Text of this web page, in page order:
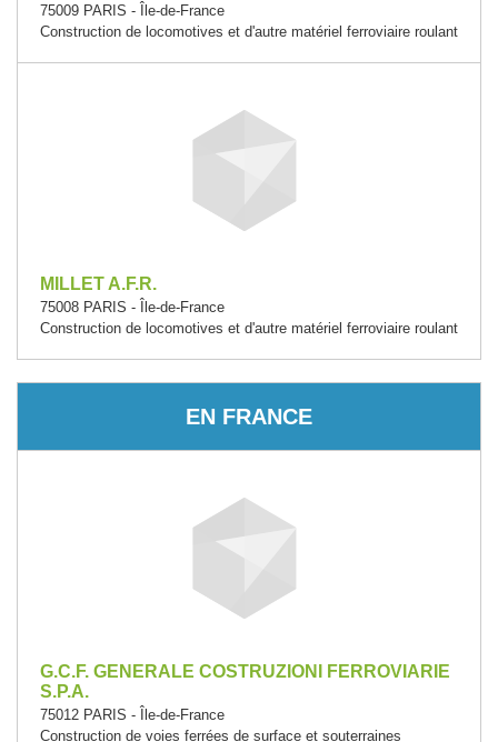
75009 PARIS - Île-de-France
Construction de locomotives et d'autre matériel ferroviaire roulant
MILLET A.F.R.
75008 PARIS - Île-de-France
Construction de locomotives et d'autre matériel ferroviaire roulant
EN FRANCE
G.C.F. GENERALE COSTRUZIONI FERROVIARIE
S.P.A.
75012 PARIS - Île-de-France
Construction de voies ferrées de surface et souterraines